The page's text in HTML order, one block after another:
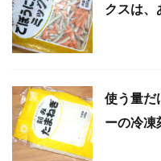
クスは、
使う量だ
ーの冷凍